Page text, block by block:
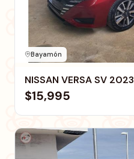
Bayamón
NISSAN VERSA SV 2023
$15,995